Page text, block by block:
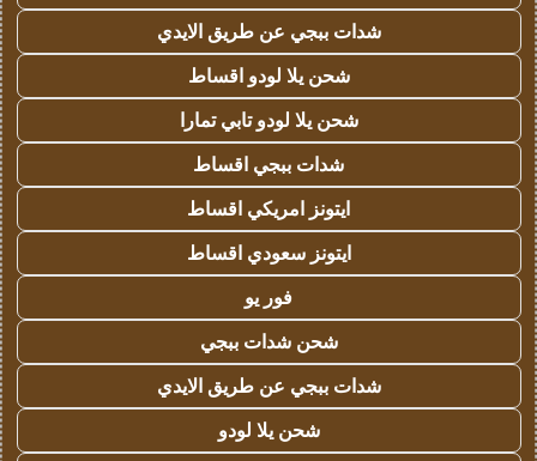
شدات ببجي عن طريق الايدي
شحن يلا لودو اقساط
شحن يلا لودو تابي تمارا
شدات ببجي اقساط
ايتونز امريكي اقساط
ايتونز سعودي اقساط
فور يو
شحن شدات ببجي
شدات ببجي عن طريق الايدي
شحن يلا لودو